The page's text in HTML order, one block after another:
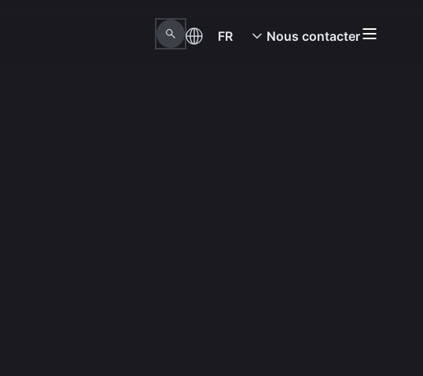
FR Nous contacter